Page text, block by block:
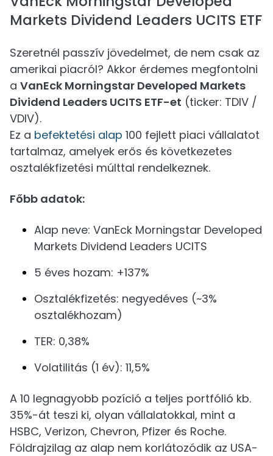
Markets Dividend Leaders UCITS ETF
Szeretnél passzív jövedelmet, de nem csak az
amerikai piacról? Akkor érdemes megfontolni
a VanEck Morningstar Developed Markets
Dividend Leaders UCITS ETF-et (ticker: TDIV /
VDIV).
Ez a befektetési alap 100 fejlett piaci vállalatot
tartalmaz, amelyek erős és következetes
osztalékfizetési múlttal rendelkeznek.
Főbb adatok:
Alap neve: VanEck Morningstar Developed
Markets Dividend Leaders UCITS
5 éves hozam: +137%
Osztalékfizetés: negyedéves (~3%
osztalékhozam)
TER: 0,38%
Volatilitás (1 év): 11,5%
A 10 legnagyobb pozíció a teljes portfólió kb.
35%-át teszi ki, olyan vállalatokkal, mint a
HSBC, Verizon, Chevron, Pfizer és Roche.
Földrajzilag az alap nem korlátozódik az USA-